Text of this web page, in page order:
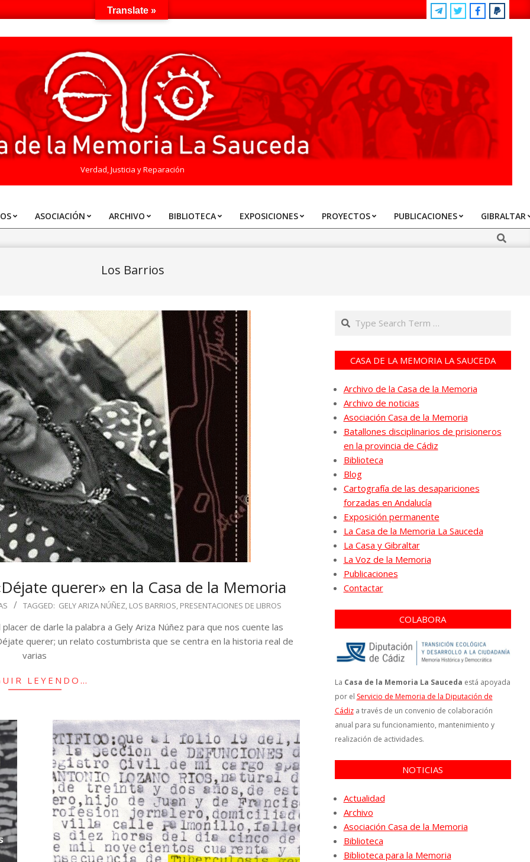
Verdad, Justicia y Reparación
ASOCIACIÓN ARCHIVO BIBLIOTECA EXPOSICIONES PROYECTOS PUBLICACIONES GIBRALTAR
Search
Los Barrios
querer» en la Casa de la Memoria
TAGGED: GELY ARIZA NÚÑEZ, LOS BARRIOS, PRESENTACIONES DE LIBROS
de darle la palabra a Gely Ariza Núñez para que nos cuente las
querer; un relato costumbrista que se centra en la historia real de
varias
LEYENDO…
Search
CASA DE LA MEMORIA LA SAUCEDA
Archivo de la Casa de la Memoria
Archivo de noticias
Asociación Casa de la Memoria
Batallones disciplinarios de prisioneros
en la provincia de Cádiz
Biblioteca
Blog
Cartografía de las desapariciones
forzadas en Andalucía
Exposición permanente
La Casa de la Memoria La Sauceda
La Casa y Gibraltar
La Voz de la Memoria
Publicaciones
Contactar
COLABORA
La Casa de la Memoria La Sauceda está apoyada
por el Servicio de Memoria de la Diputación de
Cádiza través de un convenio de colaboración
anual para su funcionamiento, mantenimiento y
realización de actividades.
NOTICIAS
Actualidad
Archivo
Asociación Casa de la Memoria
Biblioteca
Biblioteca para la Memoria
Translate »